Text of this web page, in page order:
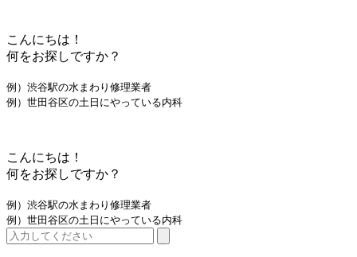
こんにちは！
何をお探しですか？
例）渋谷駅の水まわり修理業者
例）世田谷区の土日にやっている内科
こんにちは！
何をお探しですか？
例）渋谷駅の水まわり修理業者
例）世田谷区の土日にやっている内科